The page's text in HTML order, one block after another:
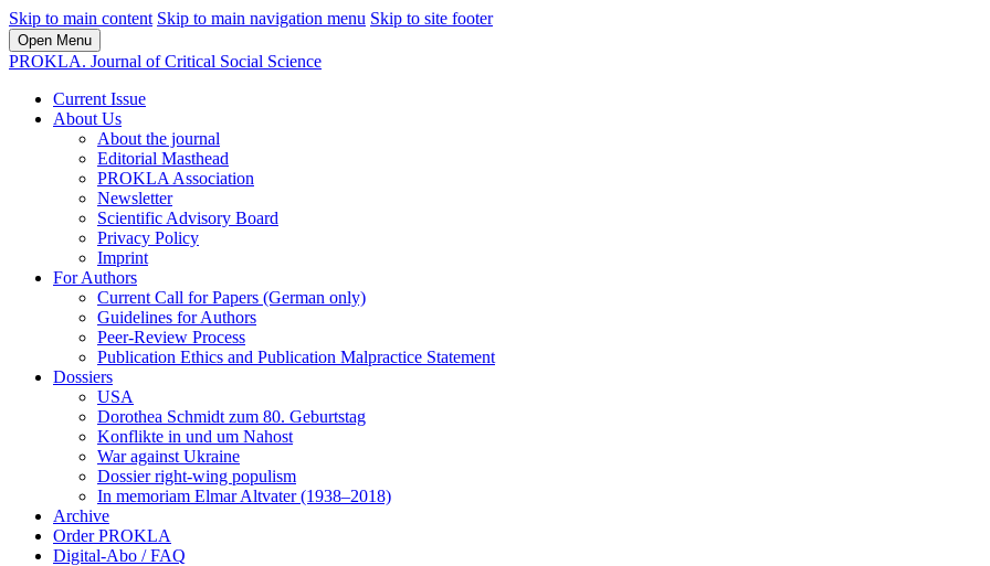
Skip to main content Skip to main navigation menu Skip to site footer
Open Menu
PROKLA. Journal of Critical Social Science
Current Issue
About Us
About the journal
Editorial Masthead
PROKLA Association
Newsletter
Scientific Advisory Board
Privacy Policy
Imprint
For Authors
Current Call for Papers (German only)
Guidelines for Authors
Peer-Review Process
Publication Ethics and Publication Malpractice Statement
Dossiers
USA
Dorothea Schmidt zum 80. Geburtstag
Konflikte in und um Nahost
War against Ukraine
Dossier right-wing populism
In me­mo­ri­am Elmar Altvater (1938–2018)
Archive
Order PROKLA
Digital-Abo / FAQ